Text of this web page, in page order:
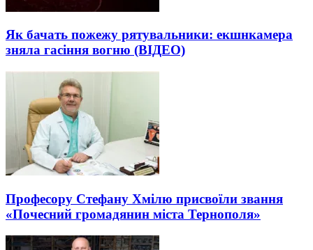
Як бачать пожежу рятувальники: екшнкамера
зняла гасіння вогню (ВІДЕО)
Професору Стефану Хмілю присвоїли звання
«Почесний громадянин міста Тернополя»